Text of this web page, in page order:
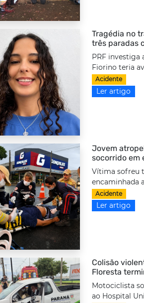
Tragédia no
três paradas
PRF
Fiorino teria
Acidente
Ler artigo
Jovem
socorrido em
Vítima sofreu
encaminhada
Acidente
Ler artigo
Colisão
Floresta
Motociclista
ao Hospital